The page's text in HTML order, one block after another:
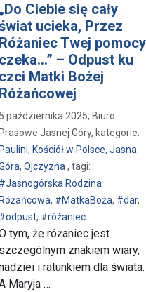
i jej służyć - Rodzinna
„Do Ciebie się cały
ucieka, Przez
Różaniec Twej pomocy
czeka...” – Odpust ku
czci Matki Bożej
Różańcowej
5 października 2025, Biuro
Prasowe Jasnej Góry, kategorie:
Paulini, Kościół w Polsce, Jasna
, Ojczyzna, tagi:
#Jasnogórska Rodzina
Różańcowa, #MatkaBoża, #dar,
#odpust, #różaniec
tym, że różaniec jest
szczególnym znakiem wiary,
i ratunkiem dla świata.
Maryja …